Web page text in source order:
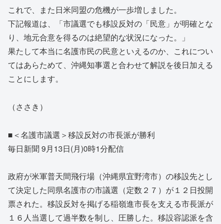
これで、また日米同盟の危機が一歩増しました。
下記報道は、「市議選でも移設反対の「民意」が明確とな
り、地元合意を得るのは絶望的な状況になった。」
果たして本当に名護市民の民意といえるのか、これについ
てはあらためて、沖縄知事選と合わせて解説を後日加える
ことにします。
（ささき）
■＜名護市議選＞移設反対の市長派が勝利
毎日新聞 9月13日(月)0時1分配信
政府が米軍普天間飛行場（沖縄県宜野湾市）の移設先とし
て決定した同県名護市の市議選（定数２７）が１２日投開
票された。移設反対を掲げる稲嶺進市長を支える市長派が
１６人当選して過半数を制し、圧勝した。移設容認派を含